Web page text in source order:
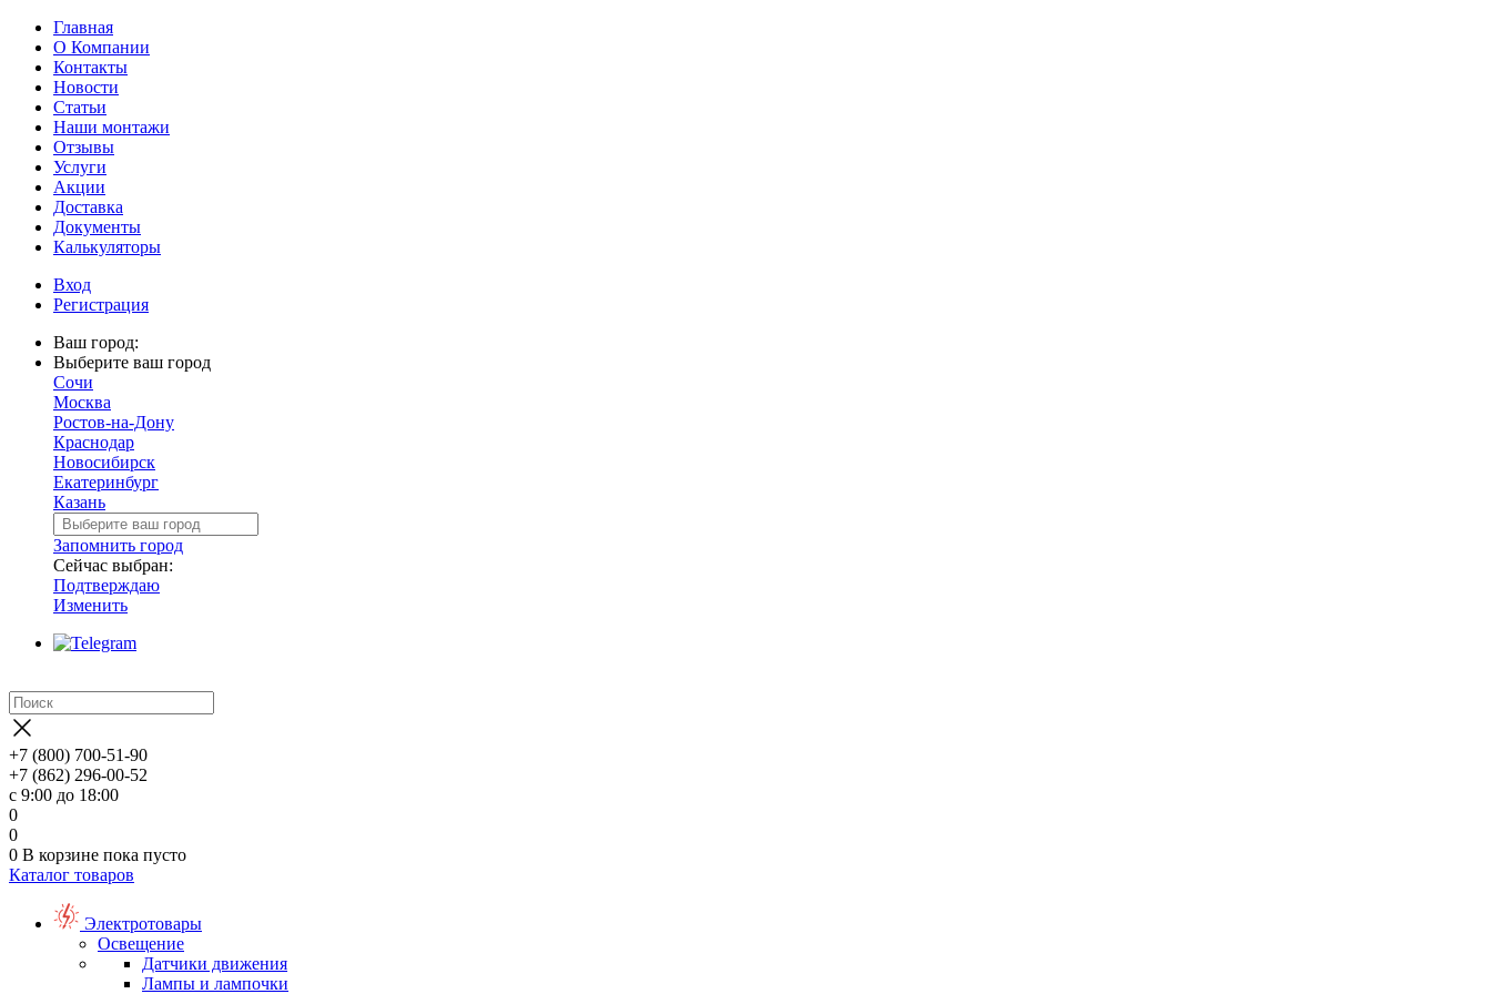
Главная
О Компании
Контакты
Новости
Статьи
Наши монтажи
Отзывы
Услуги
Акции
Доставка
Документы
Калькуляторы
Вход
Регистрация
Ваш город:
Выберите ваш город
Сочи
Москва
Ростов-на-Дону
Краснодар
Новосибирск
Екатеринбург
Казань
Запомнить город
Сейчас выбран:
Подтверждаю
Изменить
+7 (800) 700-51-90
+7 (862) 296-00-52
с 9:00 до 18:00
0
0
0 В корзине пока пусто
Каталог товаров
Электротовары
Освещение
Датчики движения
Лампы и лампочки